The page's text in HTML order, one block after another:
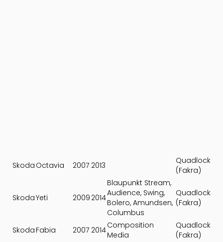
Skoda Octavia 2007 2013
Quadlock
(Fakra)
SkodaYeti 2009 2014
Blaupunkt Stream,
Audience, Swing,
Bolero, Amundsen,
Columbus
Quadlock
(Fakra)
Skoda Fabia 2007 2014Composition
Media
Quadlock
(Fakra)